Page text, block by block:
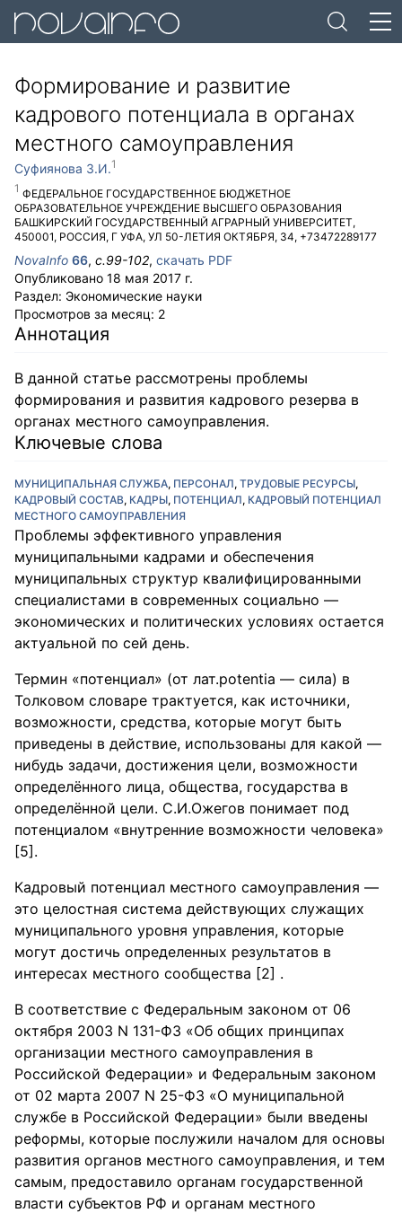
Формирование и развитие
кадрового потенциала в органах
местного самоуправления
Суфиянова З.И.
ФЕДЕРАЛЬНОЕ ГОСУДАРСТВЕННОЕ БЮДЖЕТНОЕ
ОБРАЗОВАТЕЛЬНОЕ УЧРЕЖДЕНИЕ ВЫСШЕГО ОБРАЗОВАНИЯ
БАШКИРСКИЙ ГОСУДАРСТВЕННЫЙ АГРАРНЫЙ УНИВЕРСИТЕТ,
450001, РОССИЯ, Г УФА, УЛ 50-ЛЕТИЯ ОКТЯБРЯ, 34, +73472289177
NovaInfo 66, с.99-102, скачать PDF
Опубликовано 18 мая 2017 г.
Раздел: Экономические науки
Просмотров за месяц: 2
Аннотация
В данной статье рассмотрены проблемы
формирования и развития кадрового резерва в
органах местного самоуправления.
Ключевые слова
МУНИЦИПАЛЬНАЯ СЛУЖБА, ПЕРСОНАЛ, ТРУДОВЫЕ РЕСУРСЫ,
КАДРОВЫЙ СОСТАВ, КАДРЫ, ПОТЕНЦИАЛ, КАДРОВЫЙ ПОТЕНЦИАЛ
МЕСТНОГО САМОУПРАВЛЕНИЯ
Проблемы эффективного управления
муниципальными кадрами и обеспечения
муниципальных структур квалифицированными
специалистами в современных социально —
экономических и политических условиях остается
актуальной по сей день.
Термин «потенциал» (от лат.potentia — сила) в
Толковом словаре трактуется, как источники,
возможности, средства, которые могут быть
приведены в действие, использованы для какой —
нибудь задачи, достижения цели, возможности
определённого лица, общества, государства в
определённой цели. С.И.Ожегов понимает под
потенциалом «внутренние возможности человека»
[5].
Кадровый потенциал местного самоуправления —
это целостная система действующих служащих
муниципального уровня управления, которые
могут достичь определенных результатов в
интересах местного сообщества [2] .
В соответствие с Федеральным законом от 06
октября 2003 N 131-ФЗ «Об общих принципах
организации местного самоуправления в
Российской Федерации» и Федеральным законом
от 02 марта 2007 N 25-ФЗ «О муниципальной
службе в Российской Федерации» были введены
реформы, которые послужили началом для основы
развития органов местного самоуправления, и тем
самым, предоставило органам государственной
власти субъектов РФ и органам местного